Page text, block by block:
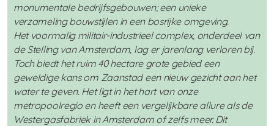
monumentale bedrijfsgebouwen; een unieke
verzameling bouwstijlen in een bosrijke omgeving.
Het voormalig militair-industrieel complex, onderdeel van
de Stelling van Amsterdam, lag er jarenlang verloren bij.
Toch biedt het ruim 40 hectare grote gebied een
geweldige kans om Zaanstad een nieuw gezicht aan het
water te geven. Het ligt in het hart van onze
metropoolregio en heeft een vergelijkbare allure als de
Westergasfabriek in Amsterdam of zelfs meer. Dit